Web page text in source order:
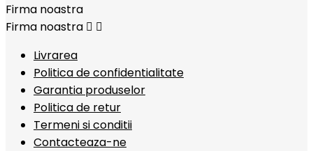
Firma noastra
Firma noastra  
Livrarea
Politica de confidentialitate
Garantia produselor
Politica de retur
Termeni si conditii
Contacteaza-ne